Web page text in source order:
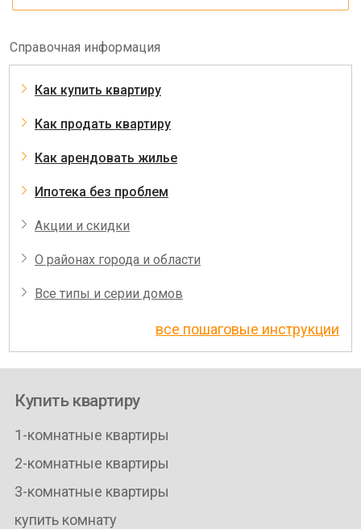
Справочная информация
Как купить квартиру
Как продать квартиру
Как арендовать жилье
Ипотека без проблем
Акции и скидки
О районах города и области
Все типы и серии домов
все пошаговые инструкции
Купить квартиру
1-комнатные квартиры
2-комнатные квартиры
3-комнатные квартиры
купить комнату